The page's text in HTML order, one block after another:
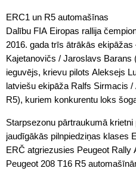
ERC1 un R5 automašīnas
Dalību FIA Eiropas rallija
2016. gada trīs ātrākās ekipāžas
Kajetanovičs / Jaroslavs Barans
ieguvējs, krievu pilots Aleksejs
latviešu ekipāža Ralfs Sirmacis
R5), kuriem konkurentu loks
Starpsezonu pārtraukumā
jaudīgākās pilnpiedziņas klases
ERČ atgriezusies Peugeot
Peugeot 208 T16 R5